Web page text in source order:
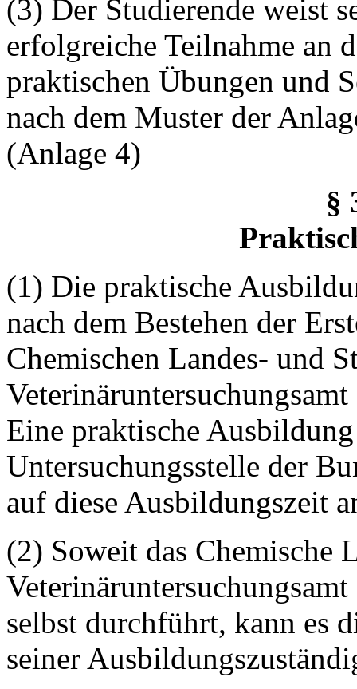
(3) Der Studierende weist
erfolgreiche Teilnahme an
praktischen Übungen und
nach dem Muster der
(Anlage 4)
§
(1) Die praktische
nach dem Bestehen der
Chemischen Landes- und
Eine praktische
Untersuchungsstelle der
auf diese Ausbildungszeit
(2) Soweit das Chemische
selbst durchführt, kann es
seiner